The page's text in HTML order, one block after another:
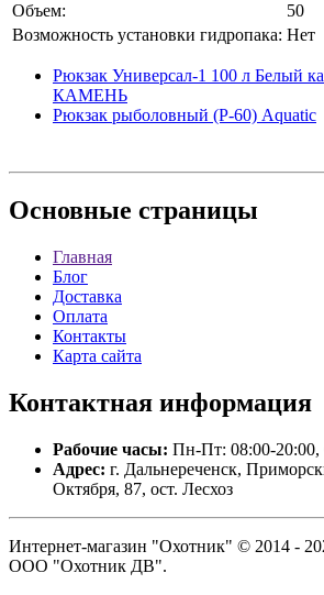
Объем:
50
Возможность установки гидропака: Нет
Рюкзак Универсал-1 100 л Белый
КАМЕНЬ
Рюкзак рыболовный (Р-60) Aquatic
Основные страницы
Главная
Блог
Доставка
Оплата
Контакты
Карта сайта
Контактная информация
Рабочие часы: Пн-Пт: 08:00-
Адрес: г. Дальнереченск,
Октября, 87, ост. Лесхоз
Интернет-магазин "Охотник" © 2014 -
ООО "Охотник ДВ".